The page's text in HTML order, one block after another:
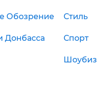
Обозрение Стиль
Донбасса Спорт
Шоубиз